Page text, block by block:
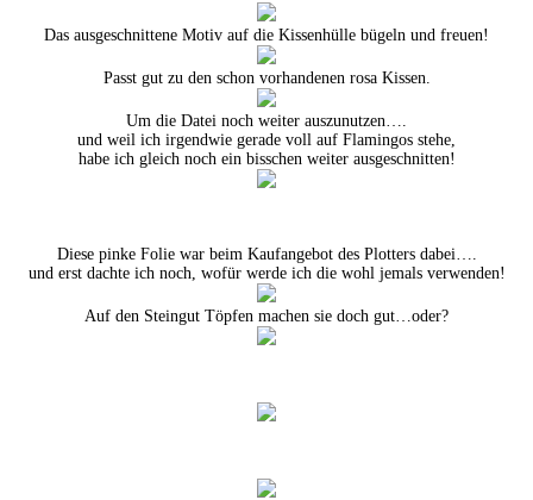
Das ausgeschnittene Motiv auf die Kissenhülle bügeln und freuen!
Passt gut zu den schon vorhandenen rosa Kissen.
Um die Datei noch weiter auszunutzen….
und weil ich irgendwie gerade voll auf Flamingos stehe,
habe ich gleich noch ein bisschen weiter ausgeschnitten!
Diese pinke Folie war beim Kaufangebot des Plotters dabei….
und erst dachte ich noch, wofür werde ich die wohl jemals verwenden!
Auf den Steingut Töpfen machen sie doch gut…oder?